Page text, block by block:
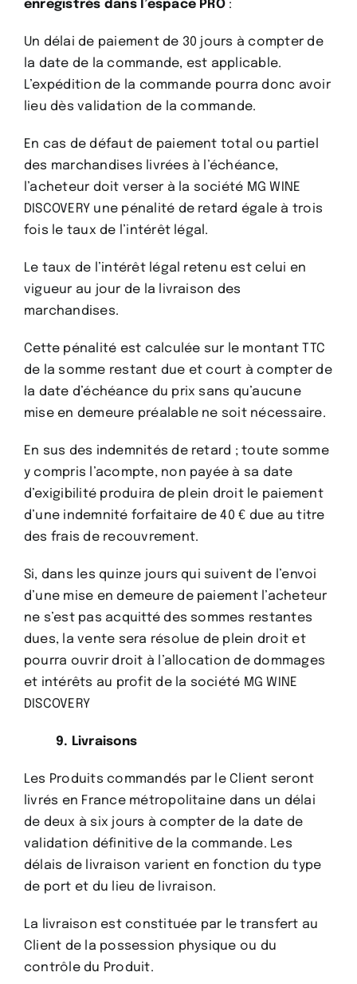
enregistrés dans l’espace PRO:
Un délai de paiement de 30 jours à compter de
la date de la commande, est applicable.
L’expédition de la commande pourra donc avoir
lieu dès validation de la commande.
En cas de défaut de paiement total ou partiel
des marchandises livrées à l’échéance,
l’acheteur doit verser à la société MG WINE
DISCOVERY une pénalité de retard égale à trois
fois le taux de l’intérêt légal.
Le taux de l’intérêt légal retenu est celui en
vigueur au jour de la livraison des
marchandises.
Cette pénalité est calculée sur le montant TTC
de la somme restant due et court à compter de
la date d’échéance du prix sans qu’aucune
mise en demeure préalable ne soit nécessaire.
En sus des indemnités de retard ; toute somme
y compris l’acompte, non payée à sa date
d’exigibilité produira de plein droit le paiement
d’une indemnité forfaitaire de 40 € due au titre
des frais de recouvrement.
Si, dans les quinze jours qui suivent de l’envoi
d’une mise en demeure de paiement l’acheteur
ne s’est pas acquitté des sommes restantes
dues, la vente sera résolue de plein droit et
pourra ouvrir droit à l’allocation de dommages
et intérêts au profit de la société MG WINE
DISCOVERY
9. Livraisons
Les Produits commandés par le Client seront
livrés en France métropolitaine dans un délai
de deux à six jours à compter de la date de
validation définitive de la commande. Les
délais de livraison varient en fonction du type
de port et du lieu de livraison.
La livraison est constituée par le transfert au
Client de la possession physique ou du
contrôle du Produit.